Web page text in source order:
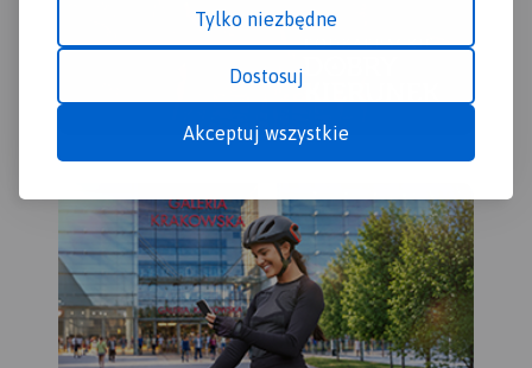
Tylko niezbędne
Dostosuj
Akceptuj wszystkie